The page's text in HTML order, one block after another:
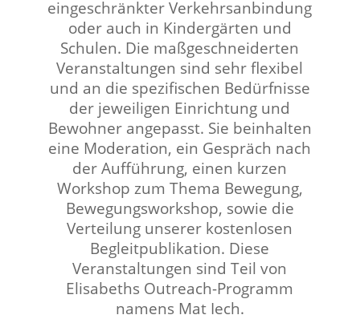
eingeschränkter Verkehrsanbindung
oder auch in Kindergärten und
Schulen. Die maßgeschneiderten
Veranstaltungen sind sehr flexibel
und an die spezifischen Bedürfnisse
der jeweiligen Einrichtung und
Bewohner angepasst. Sie beinhalten
eine Moderation, ein Gespräch nach
der Aufführung, einen kurzen
Workshop zum Thema Bewegung,
Bewegungsworkshop, sowie die
Verteilung unserer kostenlosen
Begleitpublikation. Diese
Veranstaltungen sind Teil von
Elisabeths Outreach-Programm
namens Mat Iech.